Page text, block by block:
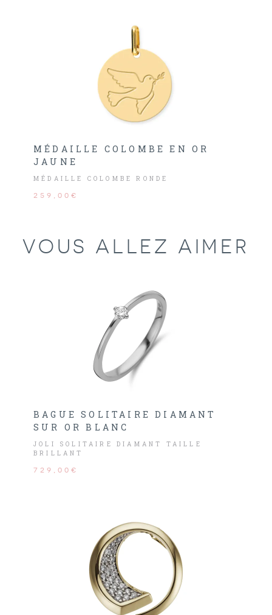
MÉDAILLE COLOMBE EN OR
JAUNE
MÉDAILLE COLOMBE RONDE
259,00€
VOUS ALLEZ AIMER
BAGUE SOLITAIRE DIAMANT
SUR OR BLANC
JOLI SOLITAIRE DIAMANT TAILLE
BRILLANT
729,00€